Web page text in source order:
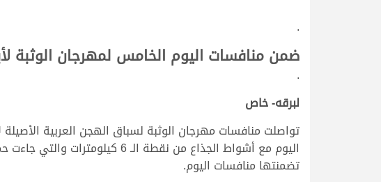
.
ضمن منافسات اليوم الخامس لمهرجان الوثبة
.
لبرقه- خاص
اليوم مع أشواط الجذاع من
تضمنتها منافسات اليوم.